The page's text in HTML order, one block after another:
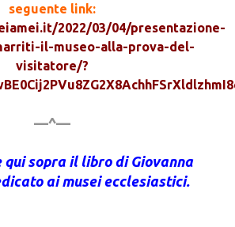
seguente link:
2022/03/04/presentazione-
il-museo-alla-prova-del-
visitatore/?
—^—
qui sopra il libro di Giovanna
ai musei ecclesiastici.